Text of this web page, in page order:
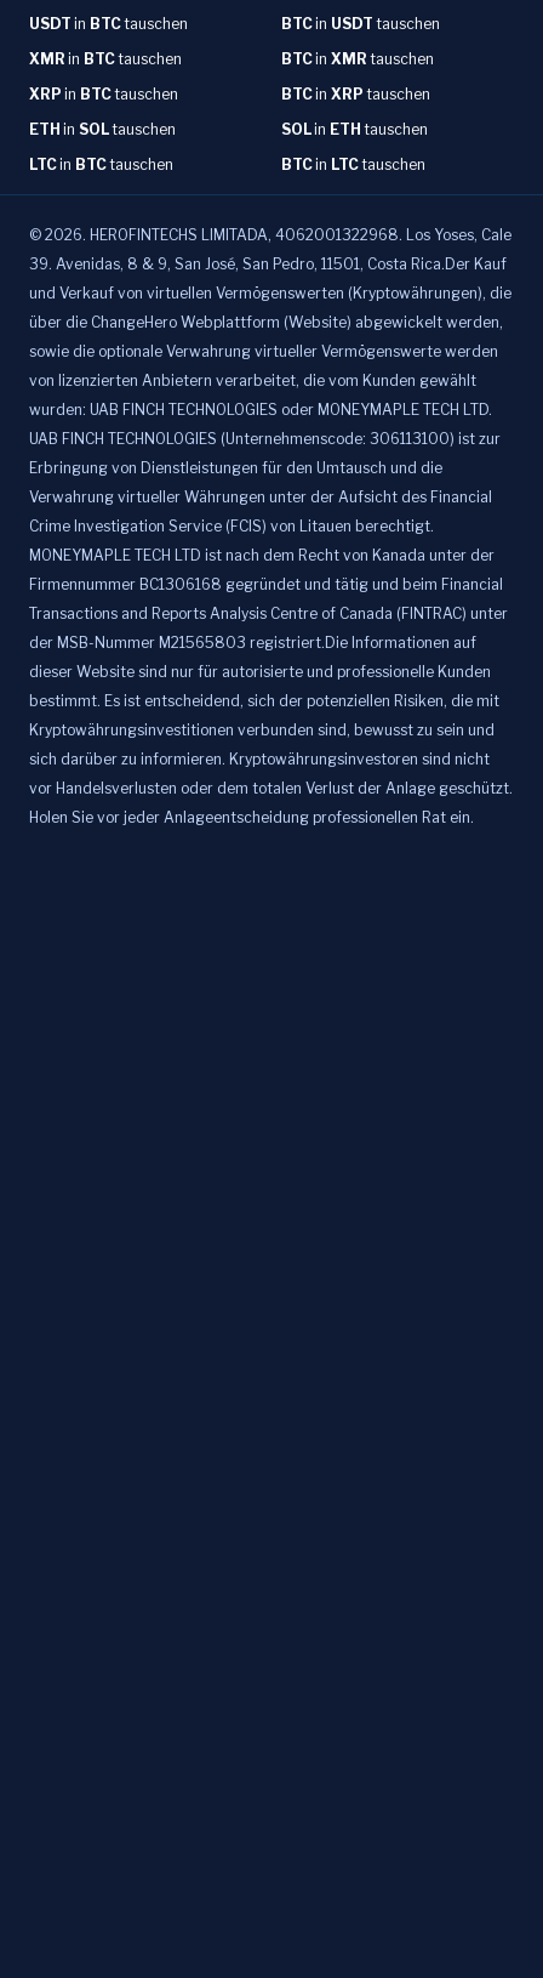
USDT in BTCtauschen BTCin USDT tauschen
XMR in BTCtauschen BTCin XMR tauschen
XRP in BTCtauschen BTCin XRP tauschen
ETH in SOLtauschen SOLin ETH tauschen
LTCin BTCtauschen BTCin LTCtauschen
© 2026. HEROFINTECHS LIMITADA, 4062001322968. Los Yoses, Cale
39. Avenidas, 8 & 9, San José, San Pedro, 11501, Costa Rica.Der Kauf
und Verkauf von virtuellen Vermögenswerten (Kryptowährungen), die
über die ChangeHero Webplattform (Website) abgewickelt werden,
sowie die optionale Verwahrung virtueller Vermögenswerte werden
von lizenzierten Anbietern verarbeitet, die vom Kunden gewählt
wurden: UAB FINCH TECHNOLOGIES oder MONEYMAPLE TECH LTD.
UAB FINCH TECHNOLOGIES (Unternehmenscode: 306113100) ist zur
Erbringung von Dienstleistungen für den Umtausch und die
Verwahrung virtueller Währungen unter der Aufsicht des Financial
Crime Investigation Service (FCIS) von Litauen berechtigt.
MONEYMAPLE TECH LTD ist nach dem Recht von Kanada unter der
Firmennummer BC1306168 gegründet und tätig und beim Financial
Transactions and Reports Analysis Centre of Canada (FINTRAC) unter
der MSB-Nummer M21565803 registriert.Die Informationen auf
dieser Website sind nur für autorisierte und professionelle Kunden
bestimmt. Es ist entscheidend, sich der potenziellen Risiken, die mit
Kryptowährungsinvestitionen verbunden sind, bewusst zu sein und
sich darüber zu informieren. Kryptowährungsinvestoren sind nicht
vor Handelsverlusten oder dem totalen Verlust der Anlage geschützt.
Holen Sie vor jeder Anlageentscheidung professionellen Rat ein.